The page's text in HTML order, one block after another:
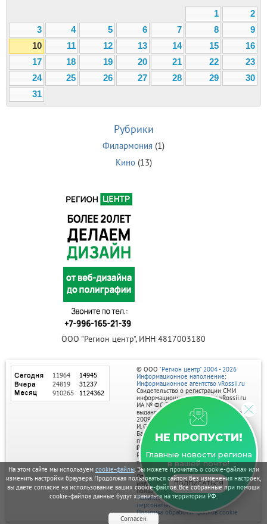
На этом сайте мы используем cookie-файлы. Вы можете прочитать о cookie-файлах или
изменить настройки браузера. Продолжая пользоваться сайтом без изменения настроек,
вы даете согласие на использование ваших cookie-файлов. Все собранные при помощи
cookie-файлов данные будут храниться на территории РФ.
Согласен
1
2
3
4 5 6 7 8
9
10
11 12 13 14 15
16
17
18 19 20 21 22
23
24
25 26 27 28 29
30
31
Рубрики
Филармония (1)
Кино(13)
ООО "Регион центр", ИНН 4817003180
НЕ ПРОПУСТИ!
Главные новости региона
в вашей почте!
ПОДПИСАТЬСЯ
© ООО "Регион центр" 2004 - 2026
Информационное наполнение:
Информационное агентство vRossii.ru
Свидетельство о регистрации СМИ
информационного агентства vRossii.ru
ИА № ФС 77‑35502
выдано РОСКОМНАДЗОРом 04 марта
2009г.
И. О. Главного редактора Нарыков А. Н.
Баннеры на портале размещаются на
правах рекламы.
Реклама на портале:
Рекламное агентство "Умный маркетинг"
тел. 7-910-267-70-40,
email: umnyy.marketing@yandex.ru
Отдельные публикации могут содержать
информацию, не предназначенную для
пользователей до 18 лет.
Политика в отношении обработки
персональных данных
Политика обработки файлов cookie